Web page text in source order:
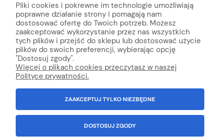
© Internetowy sklep lakierniczy xlak.pl ★ ★
xlak.pl to godny zaufania sklep z topową obsługą klienta
oferujący profesjonalną chemie online, kosmetyki do auto detailingu,
Wszystko Dla Lakierni™ - Innowacja i technologia w handlu od 1992
r. 100% Polska firma.NIP: 6792981694
Pliki cookies i pokrewne im technologie umożliwiają
poprawne działanie strony i pomagają nam
dostosować ofertę do Twoich potrzeb. Możesz
zaakceptować wykorzystanie przez nas wszystkich
tych plików i przejść do sklepu lub dostosować użycie
plików do swoich preferencji, wybierając opcję
"Dostosuj zgody".
Więcej o plikach cookies przeczytasz w naszej
Polityce prywatności.
ZAAKCEPTUJ TYLKO NIEZBĘDNE
DOSTOSUJ ZGODY